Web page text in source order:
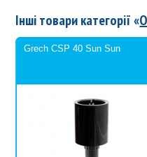
Інші товари категорії «
Grech CSP 40 Sun Sun